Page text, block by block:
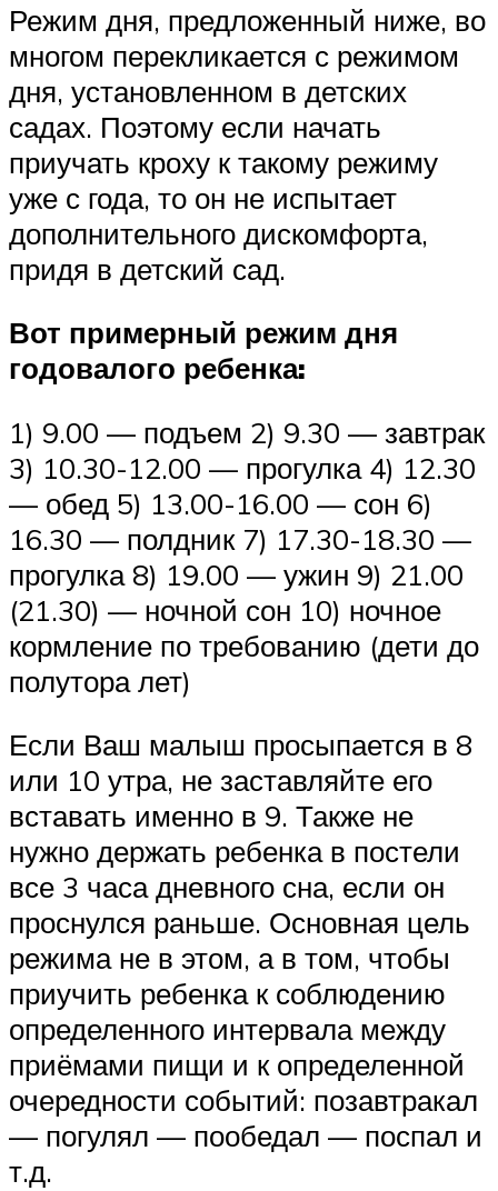
Режим дня, предложенный ниже, во
многом перекликается с режимом
дня, установленном в детских
садах. Поэтому если начать
приучать кроху к такому режиму
уже с года, то он не испытает
дополнительного дискомфорта,
придя в детский сад.
Вот примерный режим дня
годовалого ребенка:
1) 9.00 — подъем 2) 9.30 — завтрак
3) 10.30-12.00 — прогулка 4) 12.30
— обед 5) 13.00-16.00 — сон 6)
16.30 — полдник 7) 17.30-18.30 —
прогулка 8) 19.00 — ужин 9) 21.00
(21.30) — ночной сон 10) ночное
кормление по требованию (дети до
полутора лет)
Если Ваш малыш просыпается в 8
или 10 утра, не заставляйте его
вставать именно в 9. Также не
нужно держать ребенка в постели
все 3 часа дневного сна, если он
проснулся раньше. Основная цель
режима не в этом, а в том, чтобы
приучить ребенка к соблюдению
определенного интервала между
приёмами пищи и к определенной
очередности событий: позавтракал
— погулял — пообедал — поспал и
т.д.